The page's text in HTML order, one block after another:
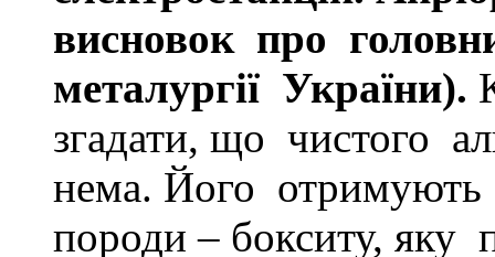
висновок про
металургії України).
згадати, що чистого
нема. Його отримують
породи – бокситу,